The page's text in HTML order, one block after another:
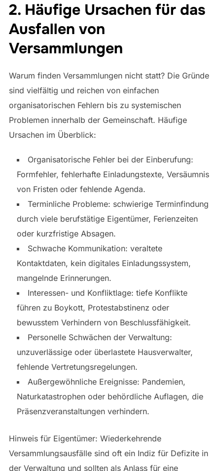
2. Häufige Ursachen für das
Ausfallen von
Versammlungen
Warum finden Versammlungen nicht statt? Die Gründe
sind vielfältig und reichen von einfachen
organisatorischen Fehlern bis zu systemischen
Problemen innerhalb der Gemeinschaft. Häufige
Ursachen im Überblick:
Organisatorische Fehler bei der Einberufung:
Formfehler, fehlerhafte Einladungstexte, Versäumnis
von Fristen oder fehlende Agenda.
Terminliche Probleme: schwierige Terminfindung
durch viele berufstätige Eigentümer, Ferienzeiten
oder kurzfristige Absagen.
Schwache Kommunikation: veraltete
Kontaktdaten, kein digitales Einladungssystem,
mangelnde Erinnerungen.
Interessen- und Konfliktlage: tiefe Konflikte
führen zu Boykott, Protestabstinenz oder
bewusstem Verhindern von Beschlussfähigkeit.
Personelle Schwächen der Verwaltung:
unzuverlässige oder überlastete Hausverwalter,
fehlende Vertretungsregelungen.
Außergewöhnliche Ereignisse: Pandemien,
Naturkatastrophen oder behördliche Auflagen, die
Präsenzveranstaltungen verhindern.
Hinweis für Eigentümer: Wiederkehrende
Versammlungsausfälle sind oft ein Indiz für Defizite in
der Verwaltung und sollten als Anlass für eine